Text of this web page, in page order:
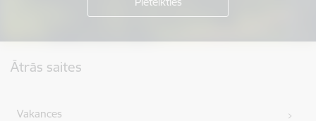
Ātrās saites
Vakances